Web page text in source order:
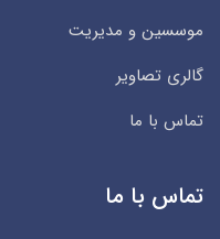
موسسین و مدیریت
گالری تصاویر
تماس با ما
تماس با ما